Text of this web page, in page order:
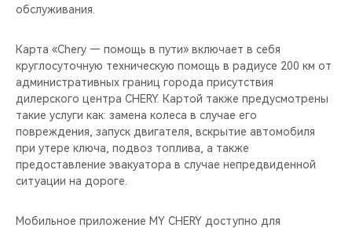
обслуживания.
Карта «Chery — помощь в пути» включает в себя
круглосуточную техническую помощь в радиусе 200 км от
административных границ города присутствия
дилерского центра CHERY. Картой также предусмотрены
такие услуги как: замена колеса в случае его
повреждения, запуск двигателя, вскрытие автомобиля
при утере ключа, подвоз топлива, а также
предоставление эвакуатора в случае непредвиденной
ситуации на дороге.
Мобильное приложение MY CHERY доступно для